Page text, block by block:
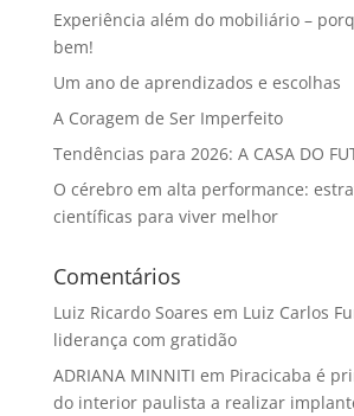
Experiência além do mobiliário –
bem!
Um ano de aprendizados e escolhas
A Coragem de Ser Imperfeito
Tendências para 2026: A CASA DO
O cérebro em alta performance:
científicas para viver melhor
Comentários
Luiz Ricardo Soares em Luiz Carlos
liderança com gratidão
ADRIANA MINNITI em Piracicaba é
do interior paulista a realizar